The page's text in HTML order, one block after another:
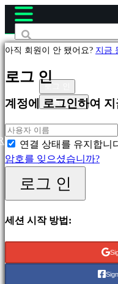
게
임
피
처
링
새
릴
무
료
로그 인
등록하세요
아직 회원이 안 됐어요? 지금
로그 인
계정에 로그인하여
연결 상태를 유지합니
암호를 잊으셨습니까?
로그 인
세션 시작 방법: